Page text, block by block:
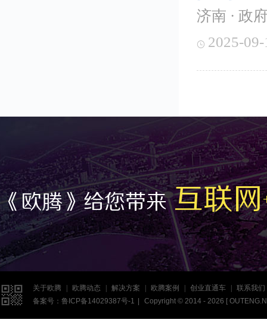
济南 · 政
 2025-
《欧腾》给您带来互联网
 关于欧腾 欧腾动态 解决方案 欧腾案例 创业直通车
联系我们
备案号： 鲁ICP备14029387号-1 Copyright © 2014 - 2026 [